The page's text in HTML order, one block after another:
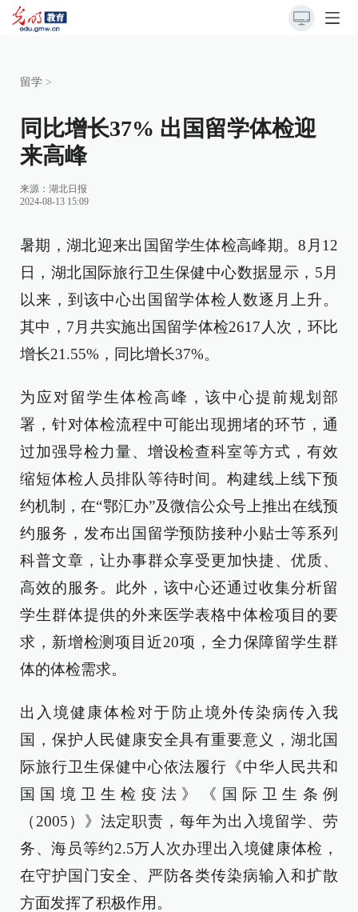
留学 >
同比增长37% 出国留学体检迎
来高峰
来源： 湖北日报
2024-08-13 15:09
暑期，湖北迎来出国留学生体检高峰期。8月12
日，湖北国际旅行卫生保健中心数据显示，5月
以来，到该中心出国留学体检人数逐月上升。
其中，7月共实施出国留学体检2617人次，环比
增长21.55%，同比增长37%。
为应对留学生体检高峰，该中心提前规划部
署，针对体检流程中可能出现拥堵的环节，通
过加强导检力量、增设检查科室等方式，有效
缩短体检人员排队等待时间。构建线上线下预
约机制，在“鄂汇办”及微信公众号上推出在线预
约服务，发布出国留学预防接种小贴士等系列
科普文章，让办事群众享受更加快捷、优质、
高效的服务。此外，该中心还通过收集分析留
学生群体提供的外来医学表格中体检项目的要
求，新增检测项目近20项，全力保障留学生群
体的体检需求。
出入境健康体检对于防止境外传染病传入我
国，保护人民健康安全具有重要意义，湖北国
际旅行卫生保健中心依法履行《中华人民共和
国国境卫生检疫法》《国际卫生条例
（2005）》法定职责，每年为出入境留学、劳
务、海员等约2.5万人次办理出入境健康体检，
在守护国门安全、严防各类传染病输入和扩散
方面发挥了积极作用。